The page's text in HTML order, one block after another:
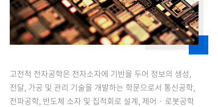
고전적 전자공학은 전자소자에 기반을 두어 정보의 생성,
전달, 가공 및 관리 기술을 개발하는 학문으로서 통신공학,
전파공학, 반도체 소자 및 집적회로 설계, 제어 · 로봇공학